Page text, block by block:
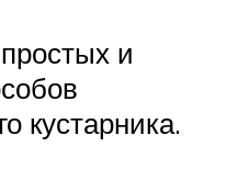
и
кустарника.